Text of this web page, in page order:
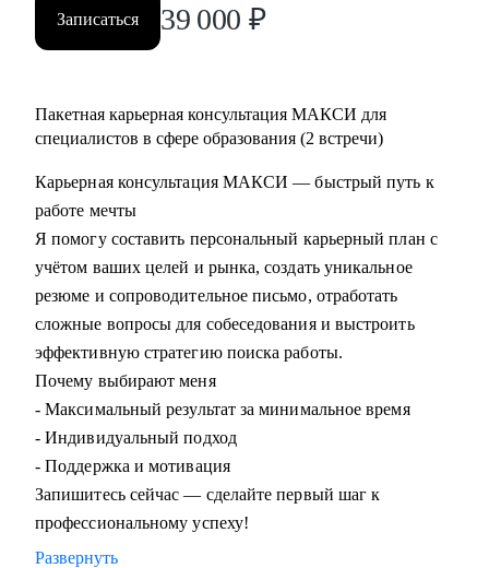
Записаться 39 000 ₽
Пакетная карьерная консультация МАКСИ для
специалистов в сфере образования (2 встречи)
Карьерная консультация МАКСИ — быстрый путь к
работе мечты
Я помогу составить персональный карьерный план с
учётом ваших целей и рынка, создать уникальное
резюме и сопроводительное письмо, отработать
сложные вопросы для собеседования и выстроить
эффективную стратегию поиска работы.
Почему выбирают меня
- Максимальный результат за минимальное время
- Индивидуальный подход
- Поддержка и мотивация
Запишитесь сейчас — сделайте первый шаг к
профессиональному успеху!
Развернуть